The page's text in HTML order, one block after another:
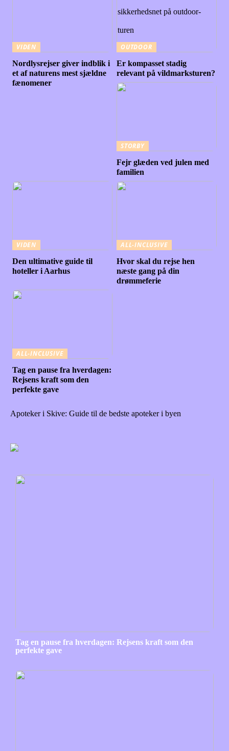
VIDEN
Nordlysrejser giver indblik i
et af naturens mest sjældne
fænomener
OUTDOOR
Er kompasset stadig
relevant på vildmarksturen?
STORBY
Fejr glæden ved julen med
familien
VIDEN
Den ultimative guide til
hoteller i Aarhus
ALL-INCLUSIVE
Hvor skal du rejse hen
næste gang på din
drømmeferie
ALL-INCLUSIVE
Tag en pause fra hverdagen:
Rejsens kraft som den
perfekte gave
Apoteker i Skive: Guide til de bedste apoteker i byen
Tag en pause fra hverdagen: Rejsens kraft som den
perfekte gave